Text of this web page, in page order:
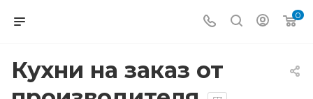
0
Кухни на заказ от